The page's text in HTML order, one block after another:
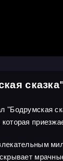
"Бодрумская